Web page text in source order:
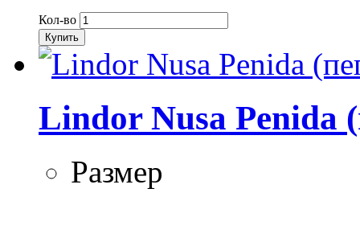
Кол-во
Купить
Lindor Nusa Penida
Размер